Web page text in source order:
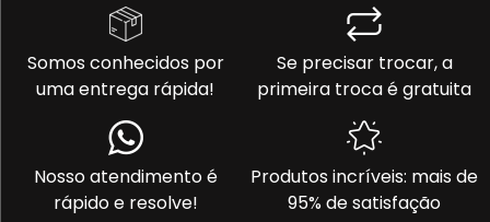
Somos conhecidos por
uma entrega rápida!
Se precisar trocar, a
primeira troca é gratuita
Nosso atendimento é
rápido e resolve!
Produtos incríveis: mais de
95% de satisfação